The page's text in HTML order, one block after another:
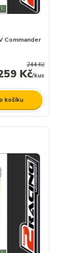
Commander
244 Kč
Kč/kus
košíku